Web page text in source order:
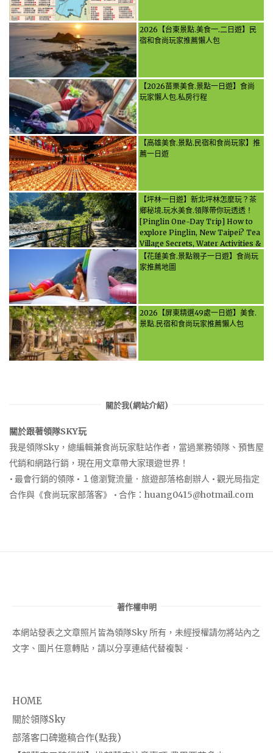
2026【台東景點.美食一.二日遊】民
宿和食尚玩家推薦懶人包
【2026苗栗美食.景點一日遊】食尚
玩家懶人包.私房行程
【高雄美食.景點.民宿和食尚玩家】推
薦一日遊
【坪林一日遊】新北坪林怎麼玩？茶
鄉秘境.玩水美食.領隊帶你玩透透！
[Pinglin One-Day Trip] How to
explore Pinglin, New Taipei? Tea
Village Secrets, Water Activities &
Food, Let the guide take you
through it all!
【花蓮美食.景點親子一日遊】食尚玩
家推薦地圖
2026【屏東精選49處一日遊】美食.
景點.民宿和食尚玩家推薦懶人包
關於我(網站介紹)
關於跟著領隊SKY玩
我是領隊Sky，總編輯兼食尚玩家駐站作者，當過業務領隊、預售屋
代銷和網路行銷，現在用文章帶大家環遊世界！
• 最會行銷的領隊 • １億瀏覽流量．旅遊部落格創辦人 • 觀光局指定
合作與《食尚玩家部落客》 • 合作： huang0415@hotmail.com
著作權申明
本網站發表之文章照片皆為領隊Sky 所有，未經授權請勿將站內之
文字、圖片任意轉貼，請以分享連結代替複製．
HOME
關於領隊Sky
部落客口碑邀稿合作(點我)